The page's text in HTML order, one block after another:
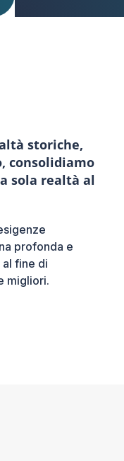
storiche,
consolidiamo
sola realtà al
profonda e
fine di
migliori.